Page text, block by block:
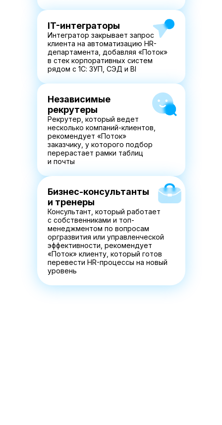
IT-интеграторы
Интегратор закрывает запрос
клиента на автоматизацию HR-
департамента, добавляя «Поток»
в стек корпоративных систем
рядом с 1С: ЗУП, СЭД и BI
Независимые
рекрутеры
Рекрутер, который ведет
несколько компаний-клиентов,
рекомендует «Поток»
заказчику, у которого подбор
перерастает рамки таблиц
и почты
Бизнес-консультанты
и тренеры
Консультант, который работает
с собственниками и топ-
менеджментом по вопросам
оргразвития или управленческой
эффективности, рекомендует
«Поток» клиенту, который готов
перевести HR-процессы на новый
уровень